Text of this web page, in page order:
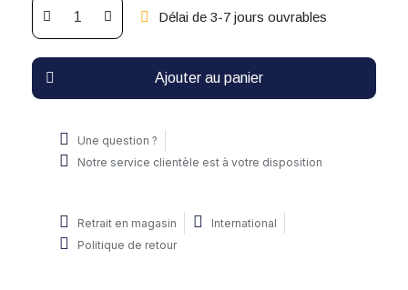
Délai de 3-7 jours ouvrables
Ajouter au panier
Une question ?
Notre service clientèle est à votre disposition
Retrait en magasin
International
Politique de retour